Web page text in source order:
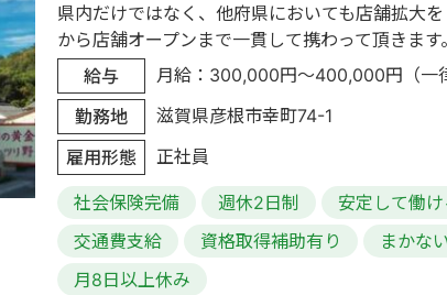
県内だけではなく、他府県においても店舗拡大
から店舗オープンまで一貫して携わって頂きま
給与
月給：300,000円～400,000円（一
勤務地
滋賀県彦根市幸町74-1
雇用形態
正社員
社会保険完備 週休2日制 安定して働
交通費支給
資格取得補助有り まかな
月8日以上休み